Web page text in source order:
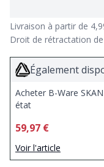
Livraison à partir de
Droit de rétractation
Également
Acheter B-Ware
état
59,97 €
Voir l'article